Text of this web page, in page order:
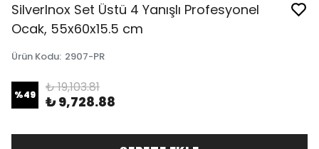
SilverInox Set Üstü 4 Yanışlı Profesyonel
Ocak, 55x60x15.5 cm
Ürün Kodu: 2907-PR
%49 ₺ 19,103.81
₺ 9,728.88